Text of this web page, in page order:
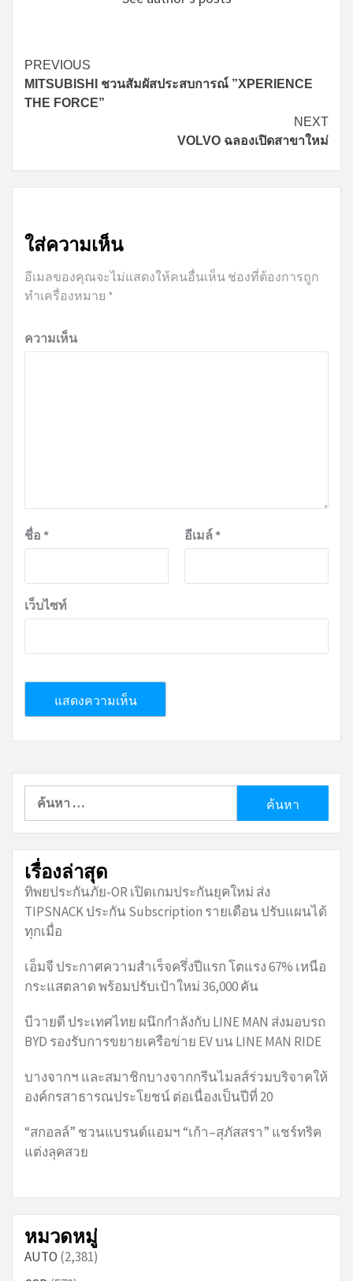
Continue
Reading
PREVIOUS
MITSUBISHI ชวนสัมผัสประสบการณ์ ”XPERIENCE
THE FORCE”
NEXT
VOLVO ฉลองเปิดสาขาใหม่
ใส่ความเห็น
อีเมลของคุณจะไม่แสดงให้คนอื่นเห็น ช่องที่ต้องการถูก
ทำเครื่องหมาย *
ความเห็น
ชื่อ * อีเมล์*
เว็บไซท์
ค้นหา
สำหรับ:
เรื่องล่าสุด
ทิพยประกันภัย-OR เปิดเกมประกันยุคใหม่ ส่ง
TIPSNACK ประกัน Subscription รายเดือน ปรับแผนได้
ทุกเมื่อ
เอ็มจี ประกาศความสำเร็จครึ่งปีแรก โตแรง 67% เหนือ
กระแสตลาด พร้อมปรับเป้าใหม่ 36,000 คัน
บีวายดี ประเทศไทย ผนึกกำลังกับ LINE MAN ส่งมอบรถ
BYD รองรับการขยายเครือข่าย EV บน LINE MAN RIDE
บางจากฯ และสมาชิกบางจากกรีนไมลส์ร่วมบริจาคให้
องค์กรสาธารณประโยชน์ ต่อเนื่องเป็นปีที่ 20
“สกอลล์” ชวนแบรนด์แอมฯ “เก้า–สุภัสสรา” แชร์ทริค
แต่งลุคสวย
หมวดหมู่
AUTO (2,381)